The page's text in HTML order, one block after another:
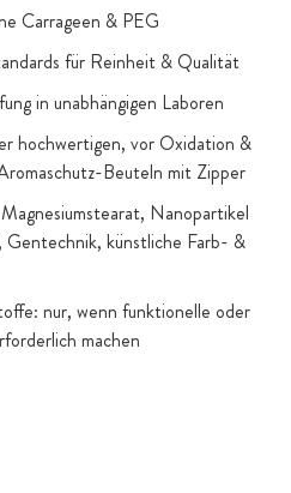
Carrageen & PEG
für Reinheit & Qualität
in unabhängigen Laboren
hochwertigen, vor Oxidation &
Beuteln mit Zipper
Nanopartikel
Gentechnik, künstliche Farb- &
nur, wenn funktionelle oder
machen